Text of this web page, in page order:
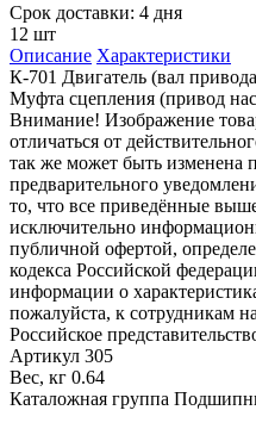
Срок доставки: 4 дня
12 шт
Описание Характеристики
К-701 Двигатель (вал
Муфта сцепления (привод
Внимание! Изображение
отличаться от
так же может быть изменена
предварительного
то, что все приведённые
исключительно
публичной офертой,
кодекса Российской
информации о
пожалуйста, к сотрудникам
Российское
Артикул 305
Вес, кг 0.64
Каталожная группа